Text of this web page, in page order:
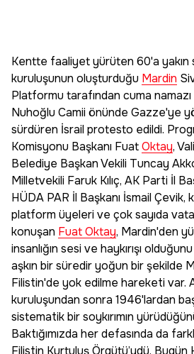
Kentte faaliyet yürüten 60'a yakın
kuruluşunun oluşturduğu Mardin
Platformu tarafından cuma namazı
Nuhoğlu Camii önünde Gazze'ye
sürdüren İsrail protesto edildi.
Komisyonu Başkanı FuatOktay,
Belediye Başkan Vekili Tuncay
Milletvekili Faruk Kılıç, AK Parti İl
HÜDA PAR İl Başkanı İsmail Çevik,
platform üyeleri ve çok sayıda
konuşan Fuat Oktay, Mardin'den
insanlığın sesi ve haykırışı
aşkın bir süredir yoğun bir şekilde
Filistin'de yok edilme hareketi var.
kuruluşundan sonra 1946'lardan
sistematik bir soykırımın
Baktığımızda her defasında da
Filistin Kurtuluş Örgütü’ydü. Bugün